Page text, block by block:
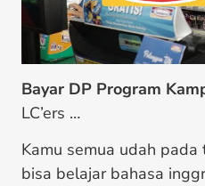
Bayar DP Program
LC’ers …
Kamu semua udah
bisa belajar bahasa